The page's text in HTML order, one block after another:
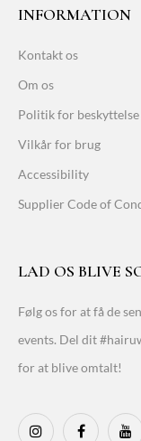
INFORMATION
Kontakt os
Om os
Politik for
Vilkår for brug
Accessibility
Supplier Code of
LAD OS BLIVE
Følg os for at få de
events. Del dit
for at blive omtalt!